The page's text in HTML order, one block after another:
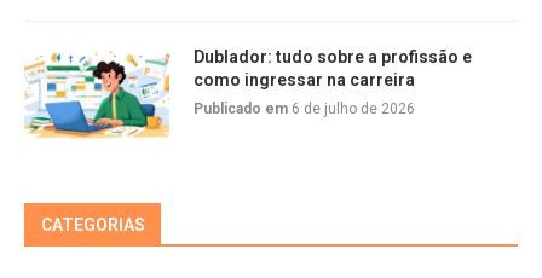
Dublador: tudo sobre a profissão e
como ingressar na carreira
Publicado em 6 de julho de 2026
CATEGORIAS